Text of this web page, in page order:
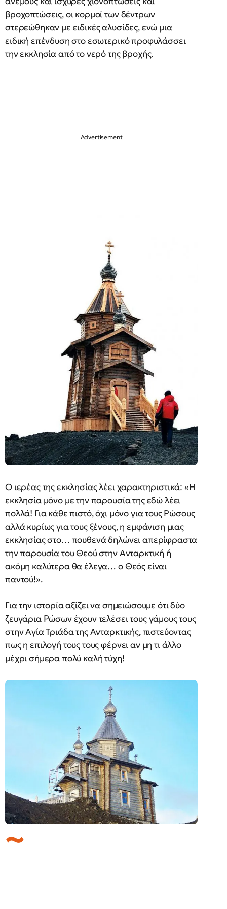
βροχοπτώσεις, οι κορμοί των δέντρων
στερεώθηκαν με ειδικές αλυσίδες, ενώ μια
ειδική επένδυση στο εσωτερικό προφυλάσσει
την εκκλησία από το νερό της βροχής.
Ο ιερέας της εκκλησίας λέει χαρακτηριστικά: «Η
εκκλησία μόνο με την παρουσία της εδώ λέει
πολλά! Για κάθε πιστό, όχι μόνο για τους Ρώσους
αλλά κυρίως για τους ξένους, η εμφάνιση μιας
εκκλησίας στο… πουθενά δηλώνει απερίφραστα
την παρουσία του Θεού στην Ανταρκτική ή
ακόμη καλύτερα θα έλεγα… ο Θεός είναι
παντού!».
Για την ιστορία αξίζει να σημειώσουμε ότι δύο
ζευγάρια Ρώσων έχουν τελέσει τους γάμους τους
στην Αγία Τριάδα της Ανταρκτικής, πιστεύοντας
πως η επιλογή τους τους φέρνει αν μη τι άλλο
μέχρι σήμερα πολύ καλή τύχη!